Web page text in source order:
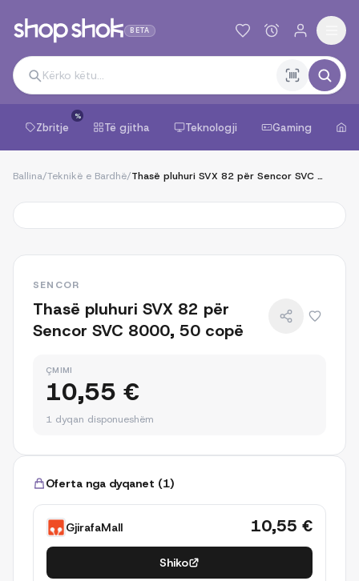
BETA
Zbritje
%
Të gjitha Teknologji Gaming
Ballina/Teknikë e Bardhë/ Thasë pluhuri SVX 82 për Sencor SVC 8000, 50 copë
SENCOR
Thasë pluhuri SVX 82 për
Sencor SVC 8000, 50 copë
ÇMIMI
10,55 €
1 dyqan disponueshëm
Oferta nga dyqanet (1)
GjirafaMall 10,55 €
Shiko